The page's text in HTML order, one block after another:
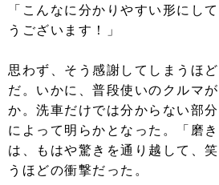
「こんなに分かりやすい形にし
うございます！」
思わず、そう感謝してしまうほ
だ。いかに、普段使いのクルマ
か。洗車だけでは分からない部
によって明らかとなった。「磨
は、もはや驚きを通り越して、
うほどの衝撃だった。